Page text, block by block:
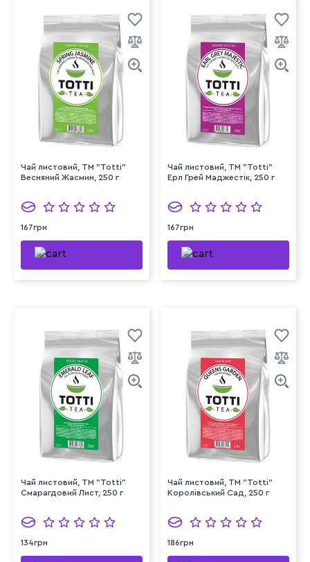
Чай листовий, TM "Totti"
Весняний Жасмин, 250 г
167грн
Чай листовий, TM "Totti"
Ерл Грей Маджестік, 250 г
167грн
Чай листовий, TM "Totti"
Смарагдовий Лист, 250 г
134грн
Чай листовий, TM "Totti"
Королівський Сад, 250 г
186грн